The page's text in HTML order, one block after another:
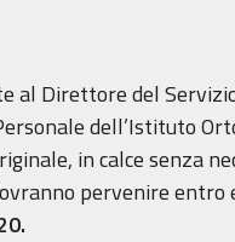
al Direttore del
dell’Istituto
in calce senza
pervenire